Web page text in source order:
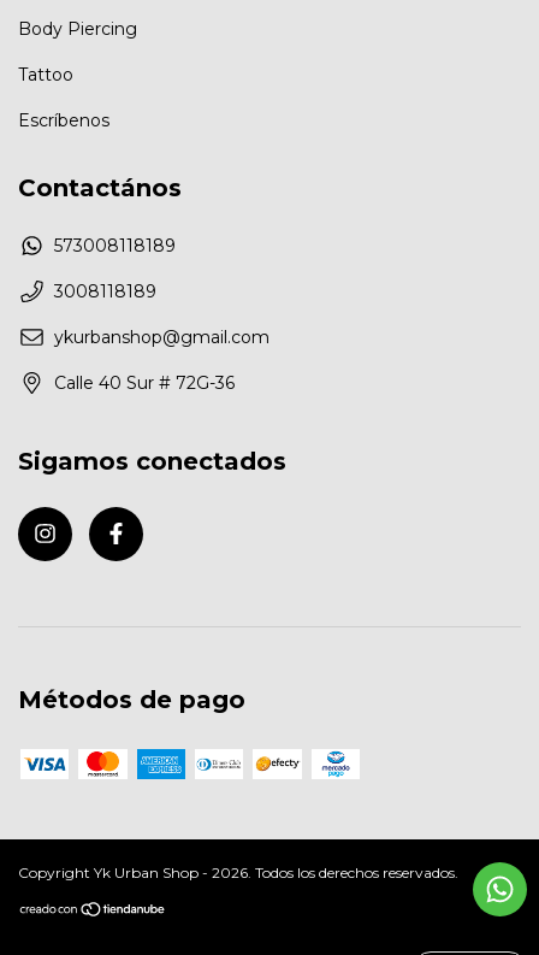
Body Piercing
Tattoo
Escríbenos
Contactános
573008118189
3008118189
ykurbanshop@gmail.com
Calle 40 Sur # 72G-36
Sigamos conectados
Métodos de pago
Copyright Yk Urban Shop - 2026. Todos los derechos reservados.